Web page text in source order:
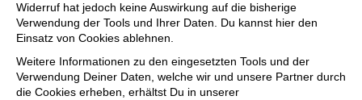
Widerruf hat jedoch keine Auswirkung auf die bisherige
Verwendung der Tools und Ihrer Daten. Du kannst hier den
Einsatz von Cookies ablehnen.
Weitere Informationen zu den eingesetzten Tools und der
Verwendung Deiner Daten, welche wir und unsere Partner durch
die Cookies erheben, erhältst Du in unserer